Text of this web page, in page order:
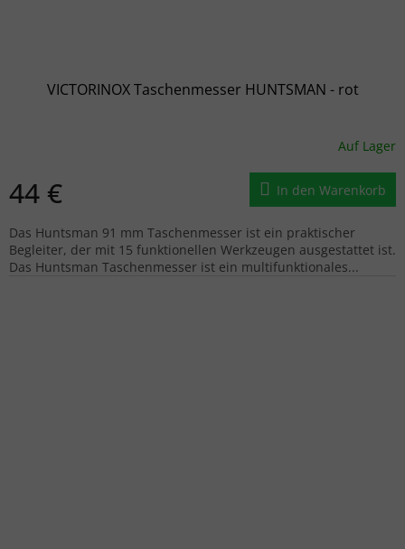
VICTORINOX Taschenmesser HUNTSMAN - rot
Auf Lager
44 € In den Warenkorb
Das Huntsman 91 mm Taschenmesser ist ein praktischer
Begleiter, der mit 15 funktionellen Werkzeugen ausgestattet ist.
Das Huntsman Taschenmesser ist ein multifunktionales...